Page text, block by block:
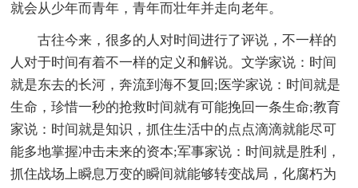
就会从少年而青年，青年而壮年并走向老年。
古往今来，很多的人对时间进行了评说，不一样的
人对于时间有着不一样的定义和解说。文学家说：时间
就是东去的长河，奔流到海不复回;医学家说：时间就是
生命，珍惜一秒的抢救时间就有可能挽回一条生命;教育
家说：时间就是知识，抓住生活中的点点滴滴就能尽可
能多地掌握冲击未来的资本;军事家说：时间就是胜利，
抓住战场上瞬息万变的瞬间就能够转变战局，化腐朽为